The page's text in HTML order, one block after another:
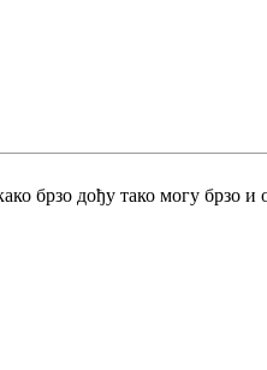
брзо дођу тако могу брзо и